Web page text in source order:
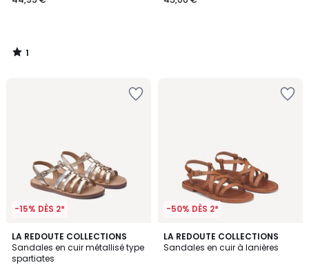
1
/
-15% DÈS 2*
LA REDOUTE COLLECTIONS
Sandales en cuir métallisé type
spartiates
1
/
5
-50% DÈS 2*
LA REDOUTE COLLECTIONS
Sandales en cuir à lanières
1
/